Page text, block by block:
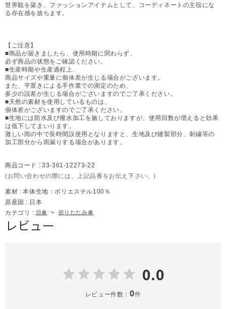
世界観を築き、ファッションアイテムとして、コーディネートの主役にな
る存在感を放ちます。
【ご注意】
■商品が届きましたら、使用時期に関わらず、
必ず商品の状態をご確認ください。
■生産時期や生産過程上、
商品サイズや重量に個体差が生じる場合がございます。
また、平置きによる手作業での測定のため、
多少の誤差が生じる場合がございますのでご了承ください。
■天然の素材を使用しているものは、
個体差がございますのでご了承ください。
■生地には防水及び撥水加工を施しておりますが、使用回数が増えると効果
は低下してまいります。
激しい雨の中で長時間誤使用となりますと、生地及び縫製部分、刺繍等の
加工部分から雨漏りする場合があります。
商品コード : 33-361-12273-22
(お問い合わせの際には、上記品番をお伝え下さい。)
素材 : 本体生地：ポリエステル100％
原産国 : 日本
カテゴリ : 日傘 > 折りたたみ傘
レビュー
0.0
レビュー件数： 0件